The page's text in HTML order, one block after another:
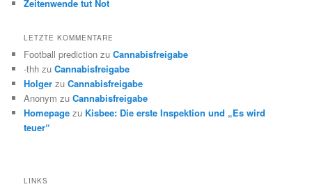
Zeitenwende tut Not
LETZTE KOMMENTARE
Football prediction zuCannabisfreigabe
-thh zuCannabisfreigabe
Holger zuCannabisfreigabe
Anonym zuCannabisfreigabe
Homepage zu Kisbee: Die erste Inspektion und „Es wird
teuer“
LINKS